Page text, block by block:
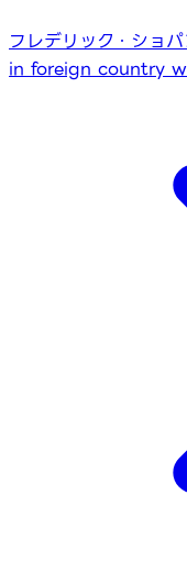
フレデリック・ショ
in foreign country